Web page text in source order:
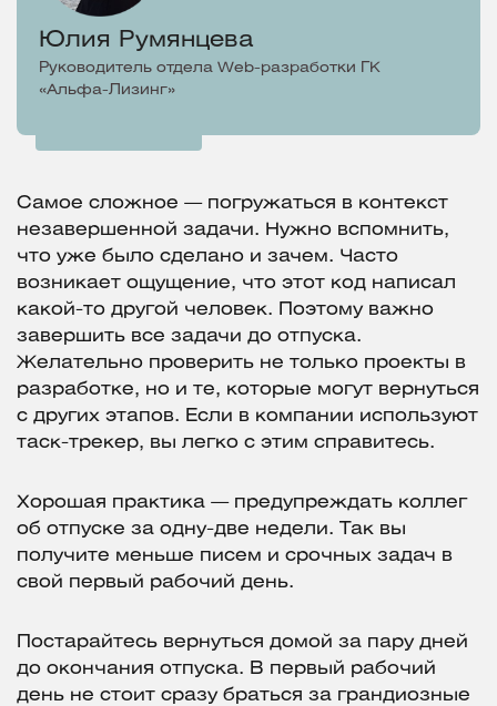
Юлия Румянцева
Руководитель отдела Web-разработки ГК
«Альфа-Лизинг»
Самое сложное — погружаться в контекст
незавершенной задачи. Нужно вспомнить,
что уже было сделано и зачем. Часто
возникает ощущение, что этот код написал
какой-то другой человек. Поэтому важно
завершить все задачи до отпуска.
Желательно проверить не только проекты в
разработке, но и те, которые могут вернуться
с других этапов. Если в компании используют
таск-трекер, вы легко с этим справитесь.
Хорошая практика — предупреждать коллег
об отпуске за одну-две недели. Так вы
получите меньше писем и срочных задач в
свой первый рабочий день.
Постарайтесь вернуться домой за пару дней
до окончания отпуска. В первый рабочий
день не стоит сразу браться за грандиозные